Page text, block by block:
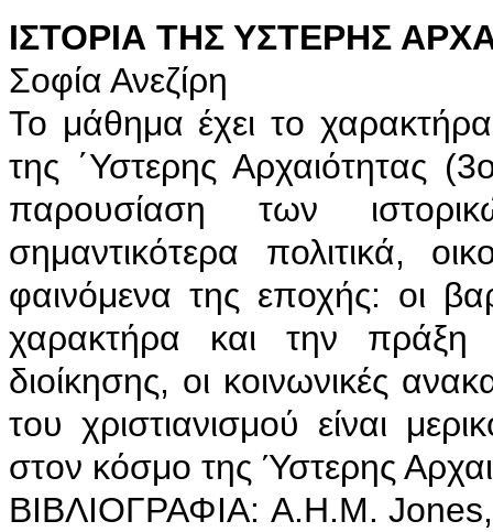
ΙΣΤΟΡΙΑ ΤΗΣ ΥΣΤΕΡΗΣ
Σοφία Ανεζίρη
Το μάθημα έχει το
της ΄Υστερης Αρχαιότητας
παρουσίαση των
σημαντικότερα πολιτικά,
φαινόμενα της εποχής: οι
χαρακτήρα και την πράξη
διοίκησης, οι κοινωνικές
του χριστιανισμού είναι
στον κόσμο της Ύστερης
ΒΙΒΛΙΟΓΡΑΦΙΑ: A.H.M.